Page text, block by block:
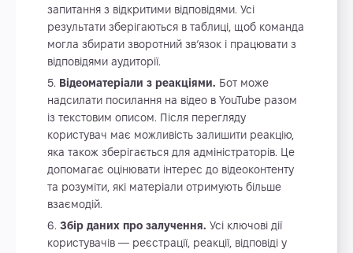
запитання з відкритими відповідями. Усі
результати зберігаються в таблиці, щоб команда
могла збирати зворотний зв’язок і працювати з
відповідями аудиторії.
Відеоматеріали з реакціями. Бот може
надсилати посилання на відео в YouTube разом
із текстовим описом. Після перегляду
користувач має можливість залишити реакцію,
яка також зберігається для адміністраторів. Це
допомагає оцінювати інтерес до відеоконтенту
та розуміти, які матеріали отримують більше
взаємодій.
Збір даних про залучення. Усі ключові дії
користувачів — реєстрації, реакції, відповіді у